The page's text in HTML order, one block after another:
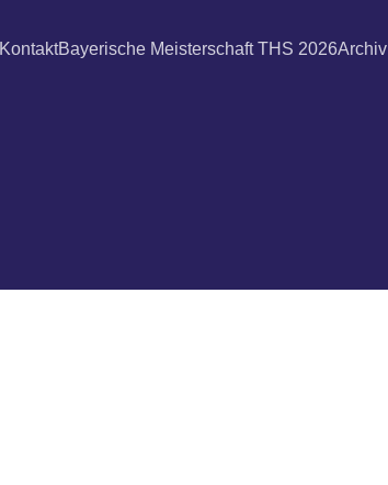
KontaktBayerische Meisterschaft THS 2026Archiv